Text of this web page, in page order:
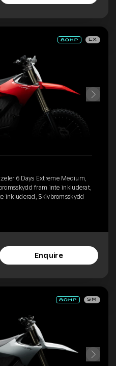
EX
6 Days Extreme Medium,
fram inte inkluderat,
inkluderad, Skivbromsskydd
Enquire
SM